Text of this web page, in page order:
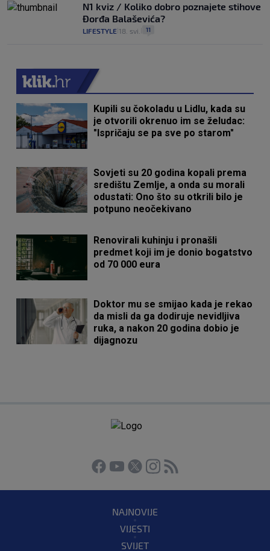
N1 kviz / Koliko dobro poznajete stihove
Đorđa Balaševića?
LIFESTYLE 18. svi. 11
Kupili su čokoladu u Lidlu, kada su
je otvorili okrenuo im se želudac:
"Ispričaju se pa sve po starom"
Sovjeti su 20 godina kopali prema
središtu Zemlje, a onda su morali
odustati: Ono što su otkrili bilo je
potpuno neočekivano
Renovirali kuhinju i pronašli
predmet koji im je donio bogatstvo
od 70 000 eura
Doktor mu se smijao kada je rekao
da misli da ga dodiruje nevidljiva
ruka, a nakon 20 godina dobio je
dijagnozu
NAJNOVIJE
VIJESTI
SVIJET